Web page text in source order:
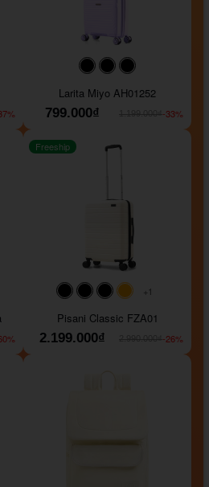
#000000#000000
Larita Miyo AH01252
799.000₫
-33%
#000000#000000#000000
+1
Freeship
Pisani Classic FZA01
2.199.000₫
-26%